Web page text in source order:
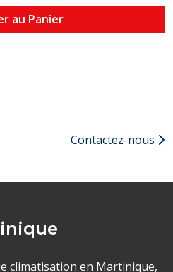
au Panier
Contactez-nous
climatisation en Martinique,